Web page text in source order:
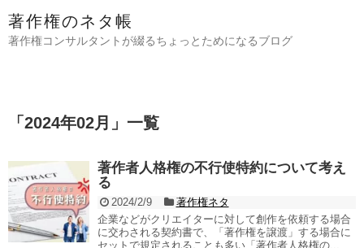
著作権のネタ帳
著作権コンサルタントが綴るちょっとためになるブログ
「 2024年02月 」 一覧
著作者人格権の不行使特約について考え
る
2024/2/9
著作権ネタ
企業などがクリエイターに対して創作を依頼する場合
に交わされる契約書で、「著作権を譲渡」する場合に
セットで規定されることも多い「著作者人格権の...